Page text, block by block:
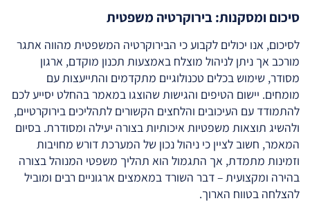
סיכום ומסקנות: בירוקרטיה משפטית
לסיכום, אנו יכולים לקבוע כי הבירוקרטיה המשפטית מהווה אתגר
מורכב אך ניתן לניהול מוצלח באמצעות תכנון מוקדם, ארגון
מסודר, שימוש בכלים טכנולוגיים מתקדמים והתייעצות עם
מומחים. יישום הטיפים והגישות שהוצגו במאמר בהחלט יסייע לכם
להתמודד עם העיכובים והלחצים הקשורים לתהליכים בירוקרטיים,
ולהשיג תוצאות משפטיות איכותיות בצורה יעילה ומסודרת. בסיום
המאמר, חשוב לציין כי ניהול נכון של המערכת דורש מחויבות
וזמינות מתמדת, אך התגמול הוא תהליך משפטי המנוהל בצורה
בהירה ומקצועית – דבר השורד במאמצים ארגוניים רבים ומוביל
להצלחה בטווח הארוך.